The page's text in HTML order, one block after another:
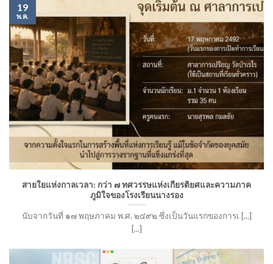
สายใยแห่งกาลเวลา: กว่า ๗ ทศวรรษแห่งเกียรติยศและความภาค
ภูมิใจของโรงเรียนนางรอง
นับจากวันที่ ๑๗ พฤษภาคม พ.ศ. ๒๔๙๒ ซึ่งเป็นวันแรกของการเ [...]
[...]
19
พ.ค.